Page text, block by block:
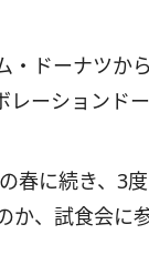
・ドーナツか
ーションド
春に続き、3
か、試食会に